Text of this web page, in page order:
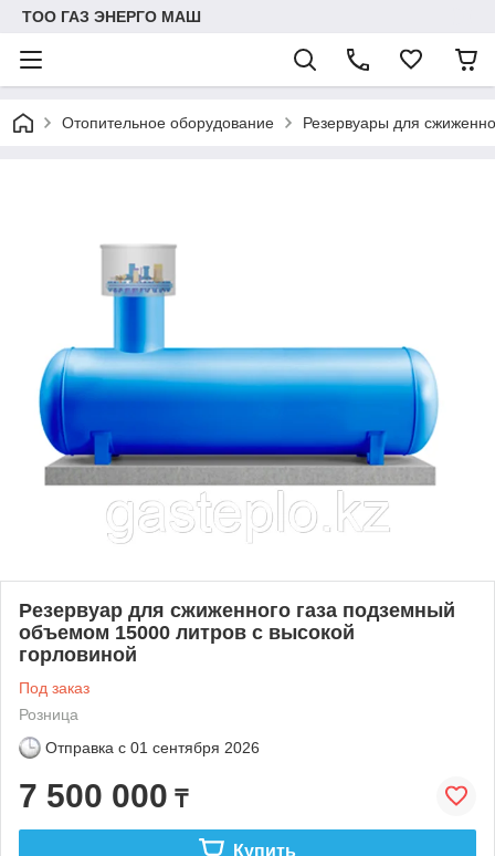
ТОО ГАЗ ЭНЕРГО МАШ
Отопительное оборудование Резервуары для
Резервуар для сжиженного газа подземный
объемом 15000 литров с высокой
горловиной
Под заказ
Розница
Отправка с 01 сентября 2026
7 500 000 ₸
Купить